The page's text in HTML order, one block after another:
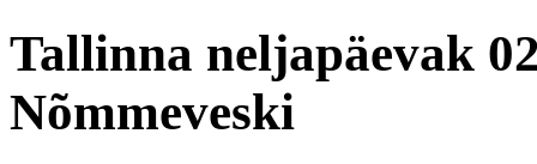
Tallinna neljapäevak
Nõmmeveski